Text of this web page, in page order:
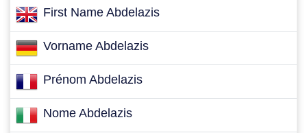
First Name Abdelazis
Vorname Abdelazis
Prénom Abdelazis
Nome Abdelazis